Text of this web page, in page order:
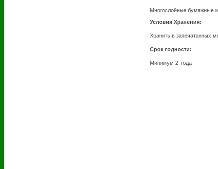
Многослойные бумажные
Условия Хранения:
Хранить в запечатанных
Срок годности:
Минимум 2 года